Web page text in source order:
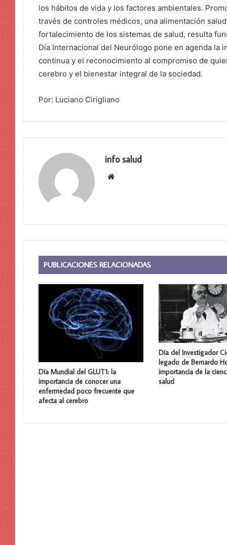
los hábitos de vida y los factores ambientales.
través de controles médicos, una alimentación
fortalecimiento de los sistemas de salud, resulta
Día Internacional del Neurólogo pone en agenda la
continua y el reconocimiento al compromiso de
cerebro y el bienestar integral de la sociedad.
Por: Luciano Cirigliano
info salud
Sitio
PUBLICACIONES RELACIONADAS
Día Mundial del GLUT1: la
importancia de conocer una
enfermedad poco frecuente que
afecta al cerebro
Día del Investigador
legado de Bernardo
importancia de la
salud